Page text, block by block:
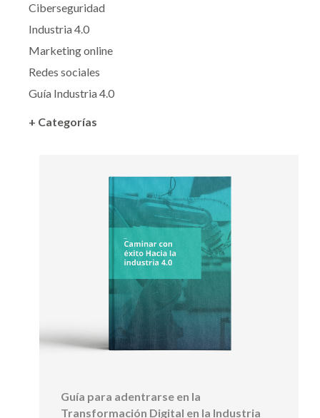
Ciberseguridad
Industria 4.0
Marketing online
Redes sociales
Guía Industria 4.0
+ Categorías
Guía para adentrarse en la
Transformación Digital en la Industria